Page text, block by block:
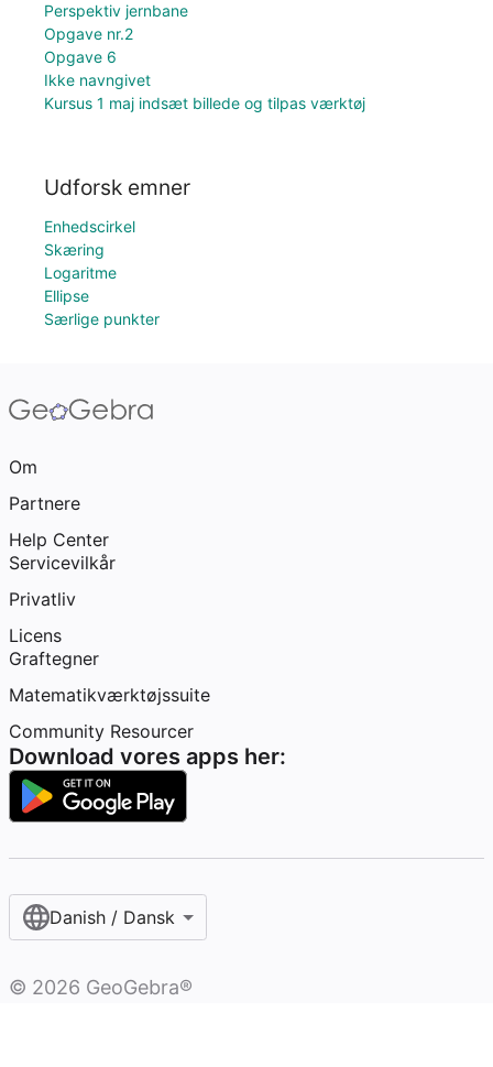
Perspektiv jernbane
Opgave nr.2
Opgave 6
Ikke navngivet
Kursus 1 maj indsæt billede og tilpas værktøj
Udforsk emner
Enhedscirkel
Skæring
Logaritme
Ellipse
Særlige punkter
Om
Partnere
Help Center
Servicevilkår
Privatliv
Licens
Graftegner
Matematikværktøjssuite
Community Resourcer
Download vores apps her:
Danish / Dansk‎
© 2026 GeoGebra®